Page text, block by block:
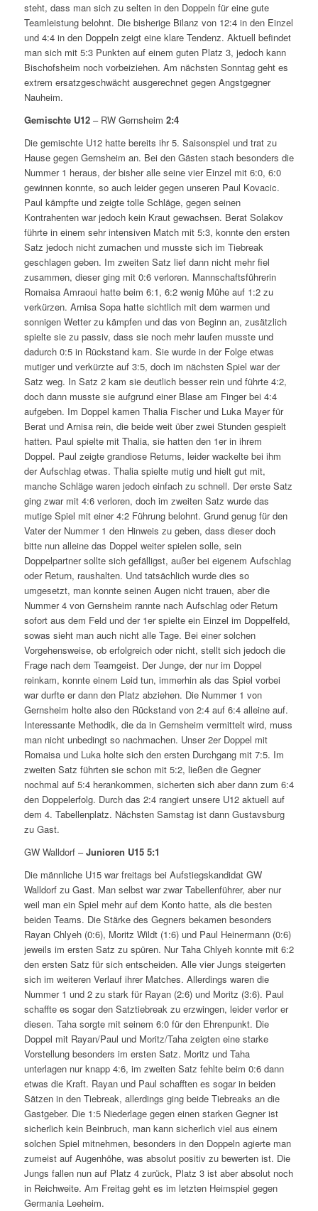
steht, dass man sich zu selten in den Doppeln für eine gute
Teamleistung belohnt. Die bisherige Bilanz von 12:4 in den Einzel
und 4:4 in den Doppeln zeigt eine klare Tendenz. Aktuell befindet
man sich mit 5:3 Punkten auf einem guten Platz 3, jedoch kann
Bischofsheim noch vorbeiziehen. Am nächsten Sonntag geht es
extrem ersatzgeschwächt ausgerechnet gegen Angstgegner
Nauheim.
Gemischte U12– RW Gernsheim 2:4
Die gemischte U12 hatte bereits ihr 5. Saisonspiel und trat zu
Hause gegen Gernsheim an. Bei den Gästen stach besonders die
Nummer 1 heraus, der bisher alle seine vier Einzel mit 6:0, 6:0
gewinnen konnte, so auch leider gegen unseren Paul Kovacic.
Paul kämpfte und zeigte tolle Schläge, gegen seinen
Kontrahenten war jedoch kein Kraut gewachsen. Berat Solakov
führte in einem sehr intensiven Match mit 5:3, konnte den ersten
Satz jedoch nicht zumachen und musste sich im Tiebreak
geschlagen geben. Im zweiten Satz lief dann nicht mehr fiel
zusammen, dieser ging mit 0:6 verloren. Mannschaftsführerin
Romaisa Amraoui hatte beim 6:1, 6:2 wenig Mühe auf 1:2 zu
verkürzen. Arnisa Sopa hatte sichtlich mit dem warmen und
sonnigen Wetter zu kämpfen und das von Beginn an, zusätzlich
spielte sie zu passiv, dass sie noch mehr laufen musste und
dadurch 0:5 in Rückstand kam. Sie wurde in der Folge etwas
mutiger und verkürzte auf 3:5, doch im nächsten Spiel war der
Satz weg. In Satz 2 kam sie deutlich besser rein und führte 4:2,
doch dann musste sie aufgrund einer Blase am Finger bei 4:4
aufgeben. Im Doppel kamen Thalia Fischer und Luka Mayer für
Berat und Arnisa rein, die beide weit über zwei Stunden gespielt
hatten. Paul spielte mit Thalia, sie hatten den 1er in ihrem
Doppel. Paul zeigte grandiose Returns, leider wackelte bei ihm
der Aufschlag etwas. Thalia spielte mutig und hielt gut mit,
manche Schläge waren jedoch einfach zu schnell. Der erste Satz
ging zwar mit 4:6 verloren, doch im zweiten Satz wurde das
mutige Spiel mit einer 4:2 Führung belohnt. Grund genug für den
Vater der Nummer 1 den Hinweis zu geben, dass dieser doch
bitte nun alleine das Doppel weiter spielen solle, sein
Doppelpartner sollte sich gefälligst, außer bei eigenem Aufschlag
oder Return, raushalten. Und tatsächlich wurde dies so
umgesetzt, man konnte seinen Augen nicht trauen, aber die
Nummer 4 von Gernsheim rannte nach Aufschlag oder Return
sofort aus dem Feld und der 1er spielte ein Einzel im Doppelfeld,
sowas sieht man auch nicht alle Tage. Bei einer solchen
Vorgehensweise, ob erfolgreich oder nicht, stellt sich jedoch die
Frage nach dem Teamgeist. Der Junge, der nur im Doppel
reinkam, konnte einem Leid tun, immerhin als das Spiel vorbei
war durfte er dann den Platz abziehen. Die Nummer 1 von
Gernsheim holte also den Rückstand von 2:4 auf 6:4 alleine auf.
Interessante Methodik, die da in Gernsheim vermittelt wird, muss
man nicht unbedingt so nachmachen. Unser 2er Doppel mit
Romaisa und Luka holte sich den ersten Durchgang mit 7:5. Im
zweiten Satz führten sie schon mit 5:2, ließen die Gegner
nochmal auf 5:4 herankommen, sicherten sich aber dann zum 6:4
den Doppelerfolg. Durch das 2:4 rangiert unsere U12 aktuell auf
dem 4. Tabellenplatz. Nächsten Samstag ist dann Gustavsburg
zu Gast.
GW Walldorf –Junioren U15 5:1
Die männliche U15 war freitags bei Aufstiegskandidat GW
Walldorf zu Gast. Man selbst war zwar Tabellenführer, aber nur
weil man ein Spiel mehr auf dem Konto hatte, als die besten
beiden Teams. Die Stärke des Gegners bekamen besonders
Rayan Chlyeh (0:6), Moritz Wildt (1:6) und Paul Heinermann (0:6)
jeweils im ersten Satz zu spüren. Nur Taha Chlyeh konnte mit 6:2
den ersten Satz für sich entscheiden. Alle vier Jungs steigerten
sich im weiteren Verlauf ihrer Matches. Allerdings waren die
Nummer 1 und 2 zu stark für Rayan (2:6) und Moritz (3:6). Paul
schaffte es sogar den Satztiebreak zu erzwingen, leider verlor er
diesen. Taha sorgte mit seinem 6:0 für den Ehrenpunkt. Die
Doppel mit Rayan/Paul und Moritz/Taha zeigten eine starke
Vorstellung besonders im ersten Satz. Moritz und Taha
unterlagen nur knapp 4:6, im zweiten Satz fehlte beim 0:6 dann
etwas die Kraft. Rayan und Paul schafften es sogar in beiden
Sätzen in den Tiebreak, allerdings ging beide Tiebreaks an die
Gastgeber. Die 1:5 Niederlage gegen einen starken Gegner ist
sicherlich kein Beinbruch, man kann sicherlich viel aus einem
solchen Spiel mitnehmen, besonders in den Doppeln agierte man
zumeist auf Augenhöhe, was absolut positiv zu bewerten ist. Die
Jungs fallen nun auf Platz 4 zurück, Platz 3 ist aber absolut noch
in Reichweite. Am Freitag geht es im letzten Heimspiel gegen
Germania Leeheim.